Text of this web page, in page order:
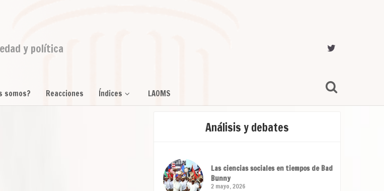
y política
somos? Reacciones Índices LAOMS
Análisis y debates
Las ciencias sociales en tiempos de Bad
Bunny
2 mayo, 2026